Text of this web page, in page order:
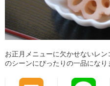
お正月メニューに欠かせないレ
のシーンにぴったりの一品になり